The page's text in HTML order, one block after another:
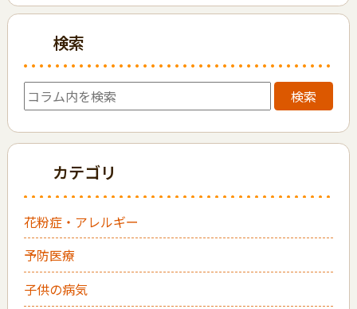
検索
検索
カテゴリ
花粉症・アレルギー
予防医療
子供の病気